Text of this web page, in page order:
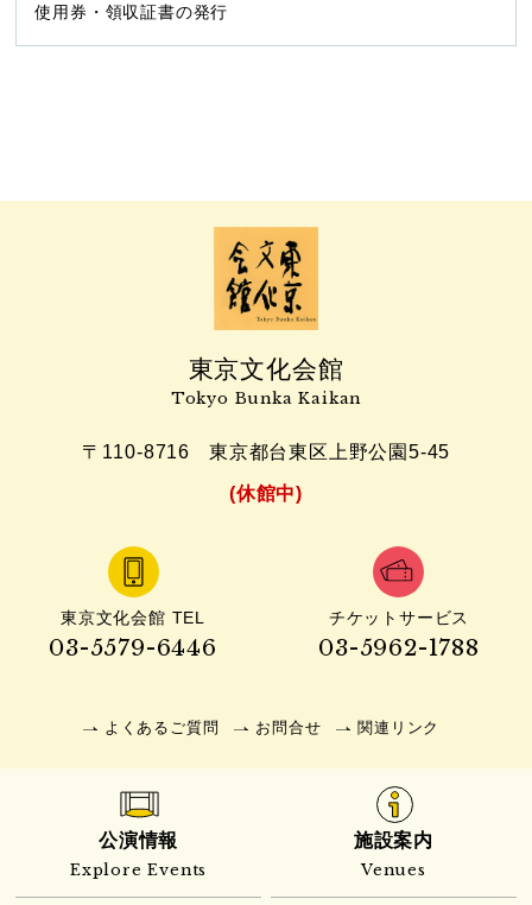
使用券・領収証書の発行
東京文化会館
Tokyo Bunka Kaikan
〒110-8716 東京都台東区上野公園5-45
(休館中)
東京文化会館 TEL
03-5579-6446
チケットサービス
03-5962-1788
よくあるご質問 お問合せ 関連リンク
公演情報
Explore Events
施設案内
Venues